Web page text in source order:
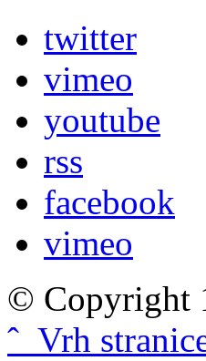
twitter
vimeo
youtube
rss
facebook
vimeo
© Copyright
ˆ Vrh